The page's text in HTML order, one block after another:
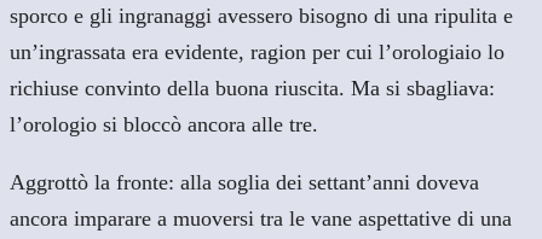
sporco e gli ingranaggi avessero bisogno di una ripulita e
un’ingrassata era evidente, ragion per cui l’orologiaio lo
richiuse convinto della buona riuscita. Ma si sbagliava:
l’orologio si bloccò ancora alle tre.
Aggrottò la fronte: alla soglia dei settant’anni doveva
ancora imparare a muoversi tra le vane aspettative di una